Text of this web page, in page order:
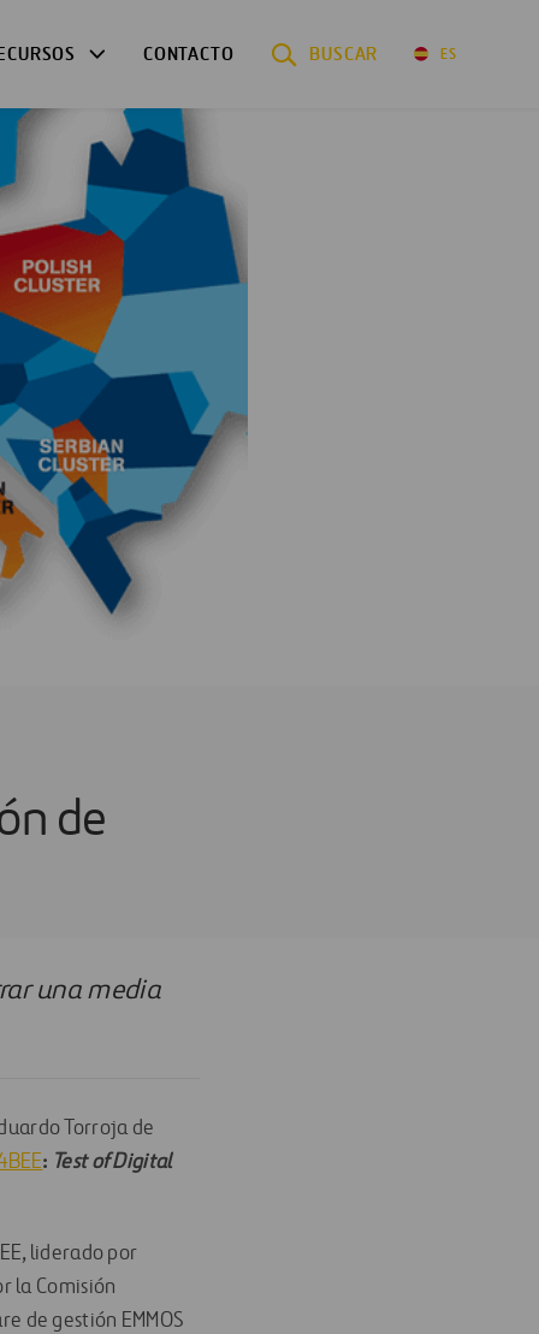
CONTACTO BUSCAR ES
de
una media
Torroja de
: Test of Digital
liderado por
la Comisión
de gestión EMMOS